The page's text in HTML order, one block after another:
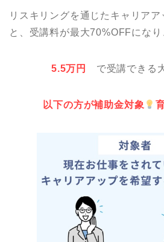
リスキリングを通じたキャリアア
と、受講料が最大70%OFFになり
5.5万円 で受講できる
以下の方が補助金対象